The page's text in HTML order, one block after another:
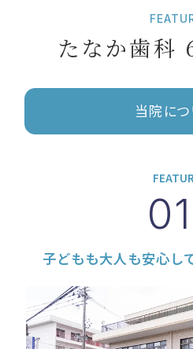
たなか歯科
当院に
子どもも大人も安心し